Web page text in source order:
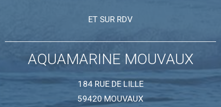
ET SUR RDV
AQUAMARINE MOUVAUX
184 RUE DE LILLE
59420 MOUVAUX